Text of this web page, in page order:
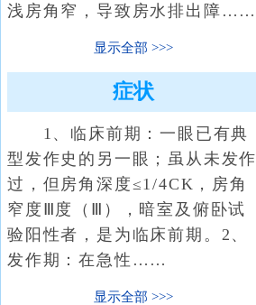
浅房角窄，导致房水排出障……
显示全部
症状
1、临床前期：一眼已有典
型发作史的另一眼；虽从未发作
过，但房角深度≤1/4CK，房角
窄度Ⅲ度（Ⅲ），暗室及俯卧试
验阳性者，是为临床前期。2、
发作期：在急性……
显示全部